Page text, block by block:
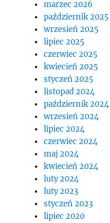
marzec 2026
październik 2025
wrzesień 2025
lipiec 2025
czerwiec 2025
kwiecień 2025
styczeń 2025
listopad 2024
październik 2024
wrzesień 2024
lipiec 2024
czerwiec 2024
maj 2024
kwiecień 2024
luty 2024
luty 2023
styczeń 2023
lipiec 2020